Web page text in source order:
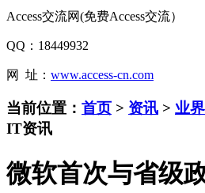
Access交流网(免费Access交流）
QQ：18449932
网 址： www.access-cn.com
当前位置： 首页 > 资讯 > 业
IT资讯
微软首次与省级